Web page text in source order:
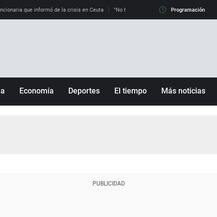
que informó de la crisis en Ceuta "No hay mafias, que no nos engañen":
Programación
Economía Deportes El tiempo Más noticias